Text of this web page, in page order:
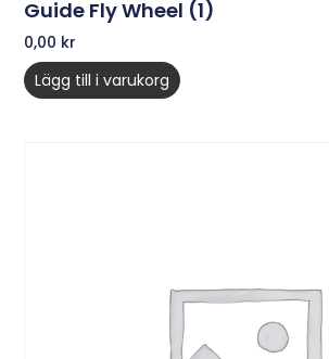
Guide Fly Wheel (1)
0,00 kr
Lägg till i varukorg